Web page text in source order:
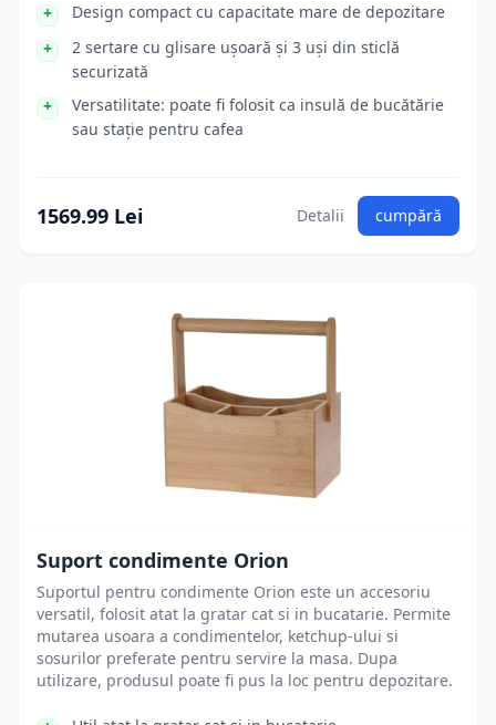
Design compact cu capacitate mare de depozitare
2 sertare cu glisare ușoară și 3 uși din sticlă
securizată
Versatilitate: poate fi folosit ca insulă de bucătărie
sau stație pentru cafea
1569.99 Lei Detalii cumpără
Suport condimente Orion
Suportul pentru condimente Orion este un accesoriu
versatil, folosit atat la gratar cat si in bucatarie. Permite
mutarea usoara a condimentelor, ketchup-ului si
sosurilor preferate pentru servire la masa. Dupa
utilizare, produsul poate fi pus la loc pentru depozitare.